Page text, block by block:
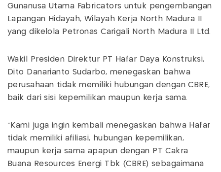
Gunanusa Utama Fabricators untuk pengembangan
Lapangan Hidayah, Wilayah Kerja North Madura II
yang dikelola Petronas Carigali North Madura II Ltd.
Wakil Presiden Direktur PT Hafar Daya Konstruksi,
Dito Danarianto Sudarbo, menegaskan bahwa
perusahaan tidak memiliki hubungan dengan CBRE,
baik dari sisi kepemilikan maupun kerja sama.
“Kami juga ingin kembali menegaskan bahwa Hafar
tidak memiliki afiliasi, hubungan kepemilikan,
maupun kerja sama apapun dengan PT Cakra
Buana Resources Energi Tbk (CBRE) sebagaimana